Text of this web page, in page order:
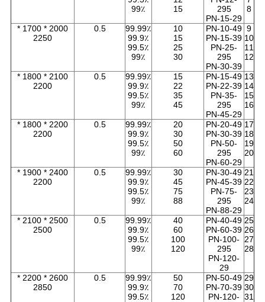
8
295
PN-15-29
15
99٪
9
10
11
12
PN-10-49
PN-15-39
PN-25-
295
PN-30-39
10
15
25
30
99.99٪
99.9٪
99.5٪
99٪
0.5
2000 * 1700 *
2250
13
14
15
16
PN-15-49
PN-22-39
PN-35-
295
PN-45-29
15
22
35
45
99.99٪
99.9٪
99.5٪
99٪
0.5
2100 * 1800 *
2200
17
18
19
20
PN-20-49
PN-30-39
PN-50-
295
PN-60-29
20
30
50
60
99.99٪
99.9٪
99.5٪
99٪
0.5
2200 * 1800 *
2200
21
22
23
24
PN-30-49
PN-45-39
PN-75-
295
PN-88-29
30
45
75
88
99.99٪
99.9٪
99.5٪
99٪
0.5
2400 * 1900 *
2200
25
26
27
28
PN-40-49
PN-60-39
PN-100-
295
PN-120-
29
40
60
100
120
99.99٪
99.9٪
99.5٪
99٪
0.5
2500 * 2100 *
2500
29
30
31
PN-50-49
PN-70-39
PN-120-
50
70
120
99.99٪
99.9٪
99.5٪
0.5
2600 * 2200 *
2850